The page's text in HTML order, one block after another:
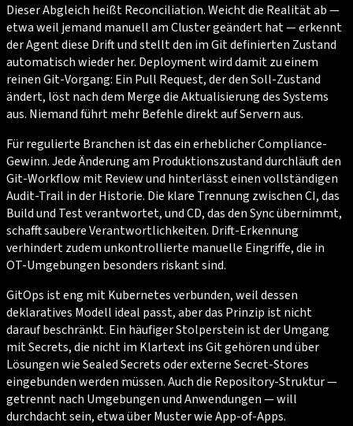
Dieser Abgleich heißt Reconciliation. Weicht die Realität ab —
etwa weil jemand manuell am Cluster geändert hat — erkennt
der Agent diese Drift und stellt den im Git definierten Zustand
automatisch wieder her. Deployment wird damit zu einem
reinen Git-Vorgang: Ein Pull Request, der den Soll-Zustand
ändert, löst nach dem Merge die Aktualisierung des Systems
aus. Niemand führt mehr Befehle direkt auf Servern aus.
Für regulierte Branchen ist das ein erheblicher Compliance-
Gewinn. Jede Änderung am Produktionszustand durchläuft den
Git-Workflow mit Review und hinterlässt einen vollständigen
Audit-Trail in der Historie. Die klare Trennung zwischen CI, das
Build und Test verantwortet, und CD, das den Sync übernimmt,
schafft saubere Verantwortlichkeiten. Drift-Erkennung
verhindert zudem unkontrollierte manuelle Eingriffe, die in
OT-Umgebungen besonders riskant sind.
GitOps ist eng mit Kubernetes verbunden, weil dessen
deklaratives Modell ideal passt, aber das Prinzip ist nicht
darauf beschränkt. Ein häufiger Stolperstein ist der Umgang
mit Secrets, die nicht im Klartext ins Git gehören und über
Lösungen wie Sealed Secrets oder externe Secret-Stores
eingebunden werden müssen. Auch die Repository-Struktur —
getrennt nach Umgebungen und Anwendungen — will
durchdacht sein, etwa über Muster wie App-of-Apps.